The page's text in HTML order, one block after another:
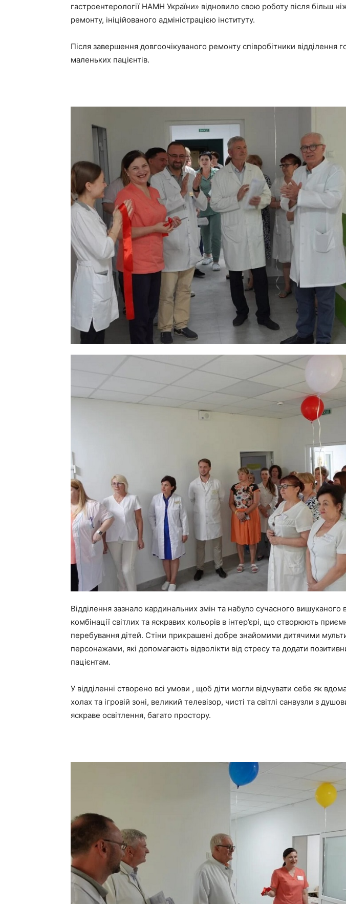
гастроентерології НАМН України» відновило свою роботу після більш
ремонту, ініційованого адміністрацією інституту.
Після завершення довгоочікуваного ремонту співробітники відділення
маленьких пацієнтів.
Відділення зазнало кардинальних змін та набуло сучасного вишуканого
комбінації світлих та яскравих кольорів в інтер’єрі, що створюють
перебування дітей. Стіни прикрашені добре знайомими дитячими
персонажами, які допомагають відволікти від стресу та додати
пацієнтам.
У відділенні створено всі умови , щоб діти могли відчувати себе як
холах та ігровій зоні, великий телевізор, чисті та світлі санвузли з
яскраве освітлення, багато простору.